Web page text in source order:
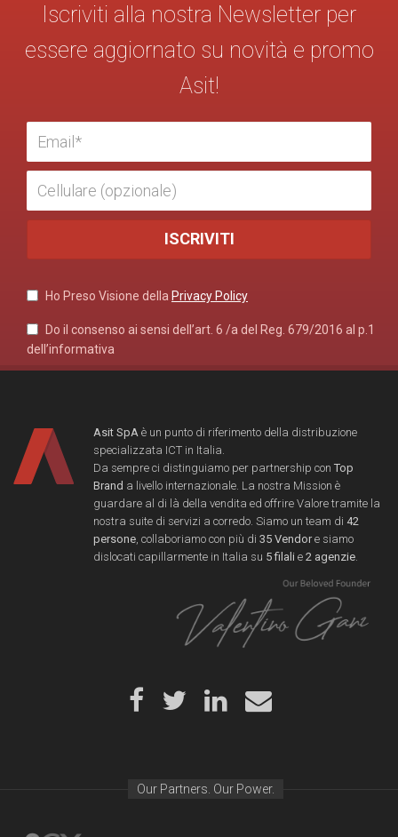
Iscriviti alla nostra Newsletter per
essere aggiornato su novità e promo
Asit!
Ho Preso Visione della Privacy Policy
Do il consenso ai sensi dell’art. 6 /a del Reg. 679/2016 al p.1
dell’informativa
Asit SpA è un punto di riferimento della distribuzione
specializzata ICT in Italia.
Da sempre ci distinguiamo per partnership con Top
Brand a livello internazionale. La nostra Mission è
guardare al di là della vendita ed offrire Valore tramite la
nostra suite di servizi a corredo. Siamo un team di 42
persone , collaboriamo con più di 35 Vendore siamo
dislocati capillarmente in Italia su 5 filali e 2 agenzie